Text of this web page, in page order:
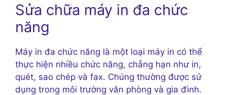
Sửa chữa máy in đa chức
năng
Máy in đa chức năng là một loại máy in có thể
thực hiện nhiều chức năng, chẳng hạn như in,
quét, sao chép và fax. Chúng thường được sử
dụng trong môi trường văn phòng và gia đình.